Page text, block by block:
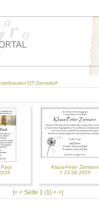
OT Zernsdorf
Paul
Klaus-Peter Ziemann
† 23.06.2025
|< < Seite 1 (1) > >|